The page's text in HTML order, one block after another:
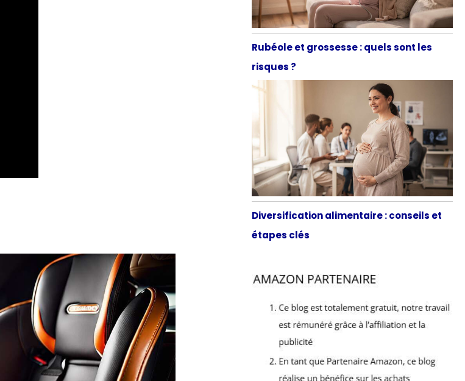
Rubéole et grossesse : quels sont les
risques ?
Diversification alimentaire : conseils et
étapes clés